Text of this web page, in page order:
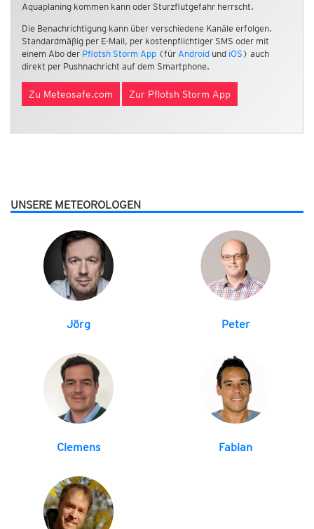
Aquaplaning kommen kann oder Sturzflutgefahr herrscht.
Die Benachrichtigung kann über verschiedene Kanäle erfolgen.
Standardmäßig per E-Mail, per kostenpflichtiger SMS oder mit
einem Abo der Pflotsh Storm App (für Android und iOS ) auch
direkt per Pushnachricht auf dem Smartphone.
Zu Meteosafe.com Zur Pflotsh Storm App
UNSERE METEOROLOGEN
Jörg Peter
Clemens Fabian